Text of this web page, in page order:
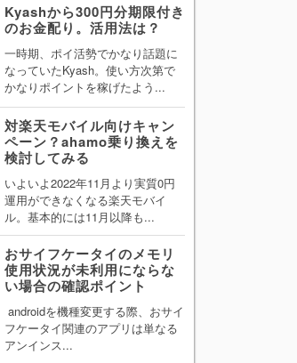
Kyashから300円分期限付き
のお金配り。活用法は？
一時期、ポイ活勢でかなり話題に
なっていたKyash。使い方次第で
かなりポイントを稼げたよう...
対楽天モバイル向けキャン
ペーン？ahamo乗り換えを
検討してみる
いよいよ2022年11月より実質0円
運用ができなくなる楽天モバイ
ル。基本的には11月以降も...
おサイフケータイのメモリ
使用状況が未利用にならな
い場合の確認ポイント
androidを機種変更する際、おサイ
フケータイ関連のアプリは単なる
アンインス...